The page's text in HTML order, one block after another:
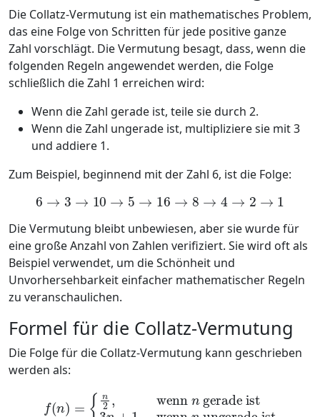
Die Collatz-Vermutung ist ein mathematisches Problem,
das eine Folge von Schritten für jede positive ganze
Zahl vorschlägt. Die Vermutung besagt, dass, wenn die
folgenden Regeln angewendet werden, die Folge
schließlich die Zahl 1 erreichen wird:
Wenn die Zahl gerade ist, teile sie durch 2.
Wenn die Zahl ungerade ist, multipliziere sie mit 3
und addiere 1.
Zum Beispiel, beginnend mit der Zahl 6, ist die Folge:
6→ 3 →10→ → 16 →8→ 4→ → 1
Die Vermutung bleibt unbewiesen, aber sie wurde für
eine große Anzahl von Zahlen verifiziert. Sie wird oft als
Beispiel verwendet, um die Schönheit und
Unvorhersehbarkeit einfacher mathematischer Regeln
zu veranschaulichen.
Formel für die Collatz-Vermutung
Die Folge für die Collatz-Vermutung kann geschrieben
werden als:
n )=
n +1 ungerade ist